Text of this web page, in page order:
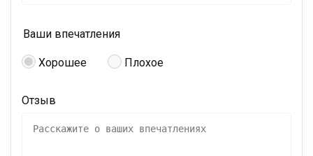
Ваши впечатления
Хорошее Плохое
Отзыв